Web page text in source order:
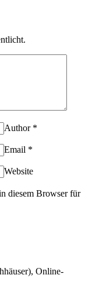
Author *
Email *
Website
diesem Browser für
Online-